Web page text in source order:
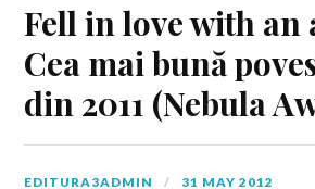
Fell in love with
Cea mai bună
din 2011 (Nebula
EDITURA3ADMIN 31 MAY 2012